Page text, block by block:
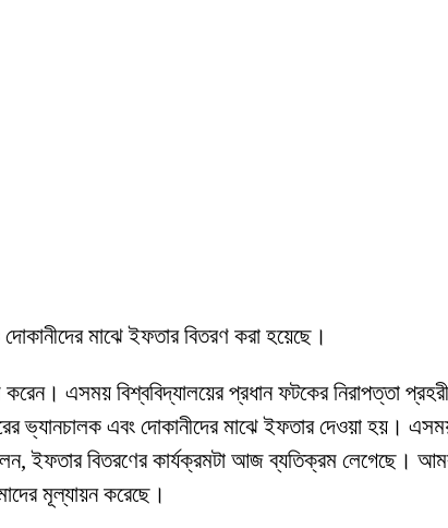
মাঝে ইফতার বিতরণ করা হয়েছে।
এসময় বিশ্ববিদ্যালয়ের প্রধান ফটকের নিরাপত্তা
ভ্যানচালক এবং দোকানীদের মাঝে ইফতার দেওয়া হয়।
ইফতার বিতরণের কার্যক্রমটা আজ ব্যতিক্রম লেগেছে।
মূল্যায়ন করেছে।